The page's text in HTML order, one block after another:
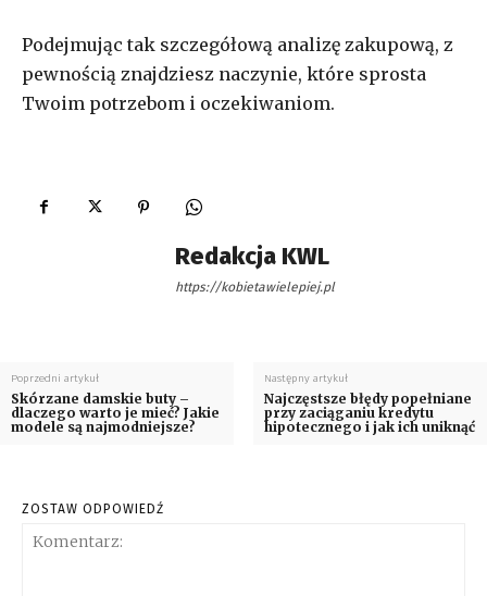
Podejmując tak szczegółową analizę zakupową, z
pewnością znajdziesz naczynie, które sprosta
Twoim potrzebom i oczekiwaniom.
Redakcja KWL
https://kobietawielepiej.pl
Poprzedni artykuł
Skórzane damskie buty –
dlaczego warto je mieć? Jakie
modele są najmodniejsze?
Następny artykuł
Najczęstsze błędy popełniane
przy zaciąganiu kredytu
hipotecznego i jak ich uniknąć
ZOSTAW ODPOWIEDŹ